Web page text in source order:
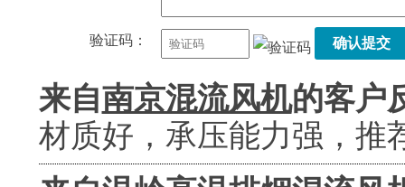
验证码： 确认提交
来自南京混流风机的客户
材质好，承压能力强，推